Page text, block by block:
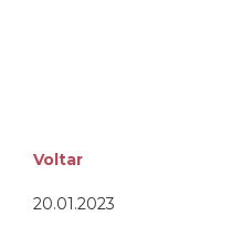
Voltar
20.01.2023